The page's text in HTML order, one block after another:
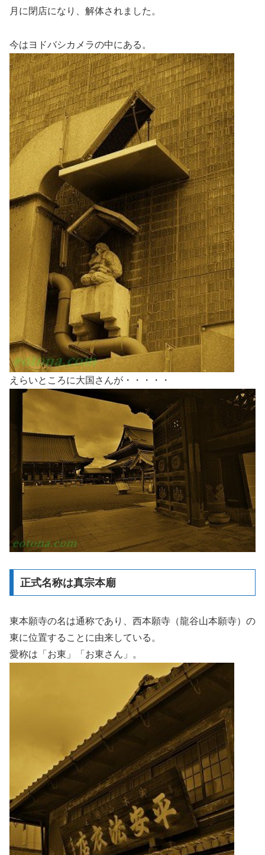
月に閉店になり、解体されました。
今はヨドバシカメラの中にある。
えらいところに大国さんが・・・・・
正式名称は真宗本廟
東本願寺の名は通称であり、西本願寺（龍谷山本願寺）の
東に位置することに由来している。
愛称は「お東」「お東さん」。